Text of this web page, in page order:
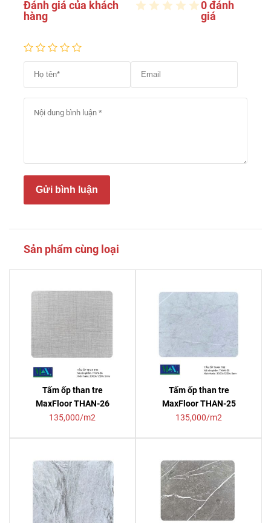
Đánh giá của khách
hàng
0 đánh
giá
Gửi bình luận
Sản phẩm cùng loại
Tấm ốp than tre
MaxFloor THAN-26
135,000/m2
Tấm ốp than tre
MaxFloor THAN-25
135,000/m2